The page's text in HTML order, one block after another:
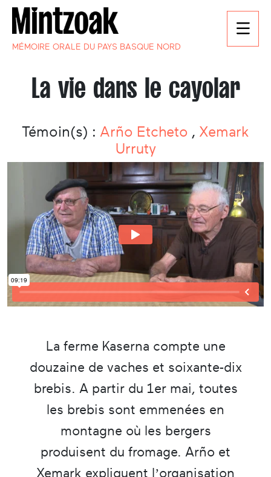
MÉMOIRE ORALE DU PAYS BASQUE NORD
La vie dans le cayolar
Témoin(s) : Arño Etcheto , Xemark
Urruty
La ferme Kaserna compte une
douzaine de vaches et soixante-dix
brebis. A partir du 1er mai, toutes
les brebis sont emmenées en
montagne où les bergers
produisent du fromage. Arño et
Xemark expliquent l’organisation